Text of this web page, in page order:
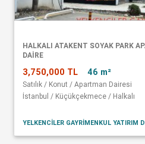
HALKALI ATAKENT SOYAK PARK
DAİRE
3,750,000 TL 46 m²
Satılık / Konut / Apartman Dairesi
İstanbul / Küçükçekmece / Halkalı
YELKENCİLER GAYRİMENKUL YATIRIM